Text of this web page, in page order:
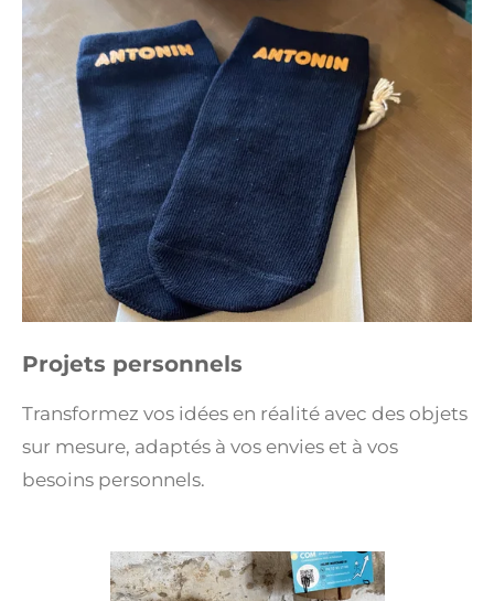
Projets personnels
Transformez vos idées en réalité avec des objets
sur mesure, adaptés à vos envies et à vos
besoins personnels.